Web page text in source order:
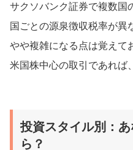
サクソバンク証券で複数国
国ごとの源泉徴収税率が異
やや複雑になる点は覚えて
米国株中心の取引であれば
投資スタイル別：
ら？